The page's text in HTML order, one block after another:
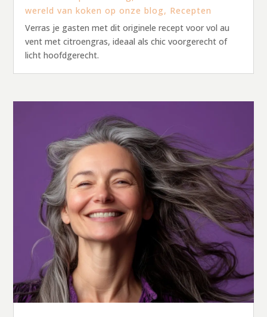
wereld van koken op onze blog, Recepten
Verras je gasten met dit originele recept voor vol au
vent met citroengras, ideaal als chic voorgerecht of
licht hoofdgerecht.